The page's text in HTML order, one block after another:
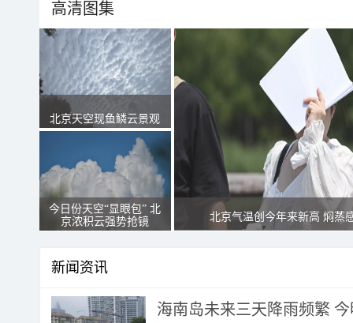
高清图集
北京天空现鱼鳞云景观
今日份天空“显眼包” 北
京浓积云强势抢镜
北京气温创今年来新高 焖蒸
新闻资讯
海南岛未来三天降雨频繁